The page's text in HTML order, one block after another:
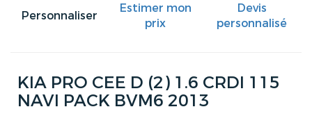
Personnaliser
Estimer mon
prix
Devis
personnalisé
KIA PRO CEE D (2) 1.6 CRDI 115
NAVI PACK BVM6 2013